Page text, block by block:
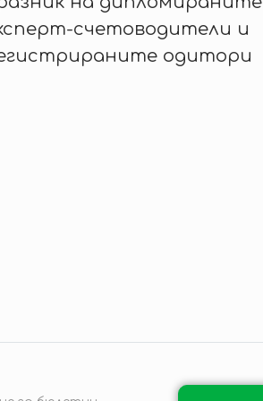
счетоводители и
одитори